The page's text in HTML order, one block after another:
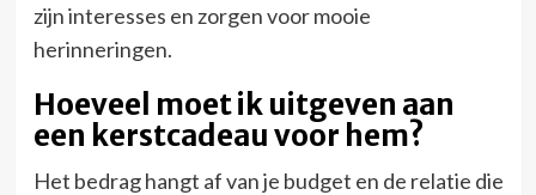
zijn interesses en zorgen voor mooie
herinneringen.
Hoeveel moet ik uitgeven aan
een kerstcadeau voor hem?
Het bedrag hangt af van je budget en de relatie die